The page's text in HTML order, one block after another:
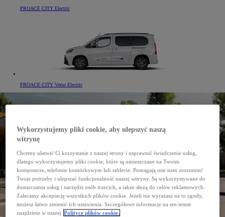
PROACE CITY Electric
PROACE CITY Verso Electric
Wykorzystujemy pliki cookie, aby ulepszyć naszą
witrynę
Chcemy ułatwić Ci korzystanie z naszej strony i usprawnić świadczenie usług,
dlatego wykorzystujemy pliki cookie, które są umieszczane na Twoim
komputerze, telefonie komórkowym lub tablecie. Pomagają one nam zrozumieć
Twoje potrzeby i ulepszać funkcjonalność naszej witryny. Są wykorzystywane do
dostarczania usług i narzędzi osób trzecich, a także służą do celów reklamowych.
Zalecamy akceptację wszystkich plików cookie. Jeżeli nie wyrażasz na to zgody,
możesz łatwo zmienić ich ustawienia. Szczegółowe informacje na ten temat
znajdziesz w naszej Polityce plików cookie.